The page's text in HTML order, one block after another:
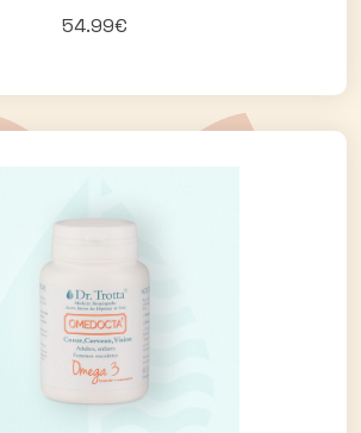
54.99€